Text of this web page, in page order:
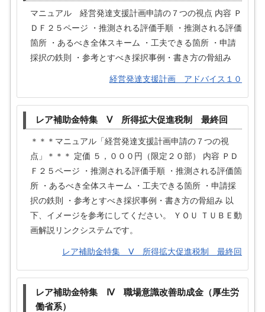
マニュアル 経営発達支援計画申請の７つの視点 内容 Ｐ
ＤＦ２５ページ ・推測される評価手順 ・推測される評価
箇所 ・あるべき全体スキーム ・工夫できる箇所 ・申請
採択の鉄則 ・参考とすべき採択事例・書き方の骨組み
経営発達支援計画 アドバイス１０
レア補助金特集 Ⅴ 所得拡大促進税制 最終回
＊＊＊マニュアル「経営発達支援計画申請の７つの視
点」＊＊＊ 定価 ５，０００円（限定２０部） 内容 ＰＤ
Ｆ２５ページ ・推測される評価手順 ・推測される評価箇
所 ・あるべき全体スキーム ・工夫できる箇所 ・申請採
択の鉄則 ・参考とすべき採択事例・書き方の骨組み 以
下、イメージを参考にしてください。 ＹＯＵ ＴＵＢＥ動
画解説リンクシステムです。
レア補助金特集 Ⅴ 所得拡大促進税制 最終回
レア補助金特集 Ⅳ 職場意識改善助成金（厚生労
働省系）